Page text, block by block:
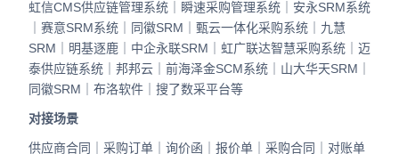
虹信CMS供应链管理系统｜瞬速采购管理系统｜安永SRM系统
｜赛意SRM系统｜同徽SRM｜甄云一体化采购系统｜九慧
SRM｜明基逐鹿｜中企永联SRM｜虹广联达智慧采购系统｜迈
泰供应链系统｜邦邦云｜前海泽金SCM系统｜山大华天SRM｜
同徽SRM｜布洛软件｜搜了数采平台等
对接场景
供应商合同｜采购订单｜询价函｜报价单｜采购合同｜对账单